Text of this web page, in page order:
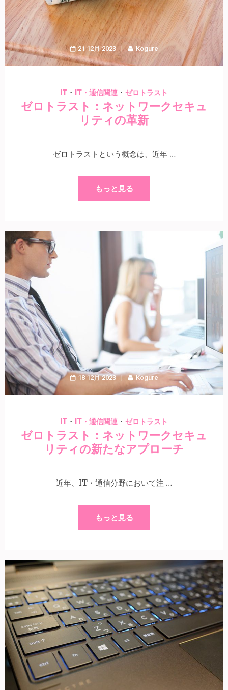
21 12月 2023 Kogure
IT ・ IT・通信関連 ・ ゼロトラスト
ゼロトラスト：ネットワークセキュ
リティの革新
ゼロトラストという概念は、近年 …
もっと見る
18 12月 2023 Kogure
IT ・ IT・通信関連 ・ ゼロトラスト
ゼロトラスト：ネットワークセキュ
リティの新たなアプローチ
近年、IT・通信分野において注 …
もっと見る